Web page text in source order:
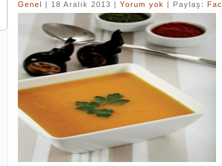
Genel | 18 Aralık 2013 | Yorum yok | Paylaş: